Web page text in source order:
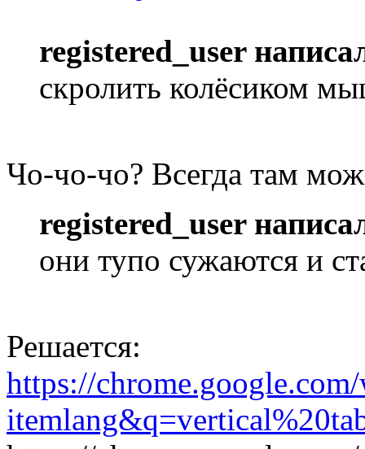
registered_user
скролить колёсиком
Чо-чо-чо? Всегда там
registered_user
они тупо сужаются и
Решается:
https://